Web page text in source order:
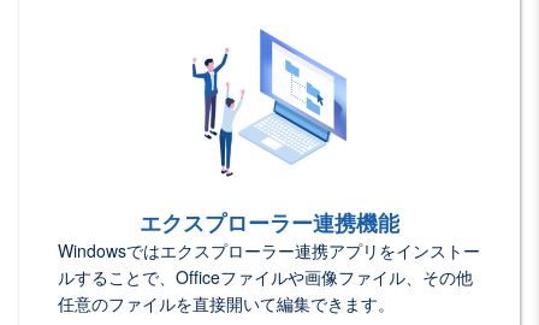
エクスプローラー連携機能
Windowsではエクスプローラー連携アプリをインストー
ルすることで、Officeファイルや画像ファイル、その他
任意のファイルを直接開いて編集できます。